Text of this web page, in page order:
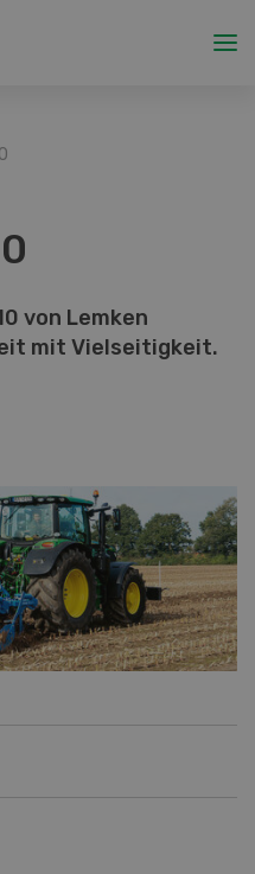
von Lemken
mit Vielseitigkeit.